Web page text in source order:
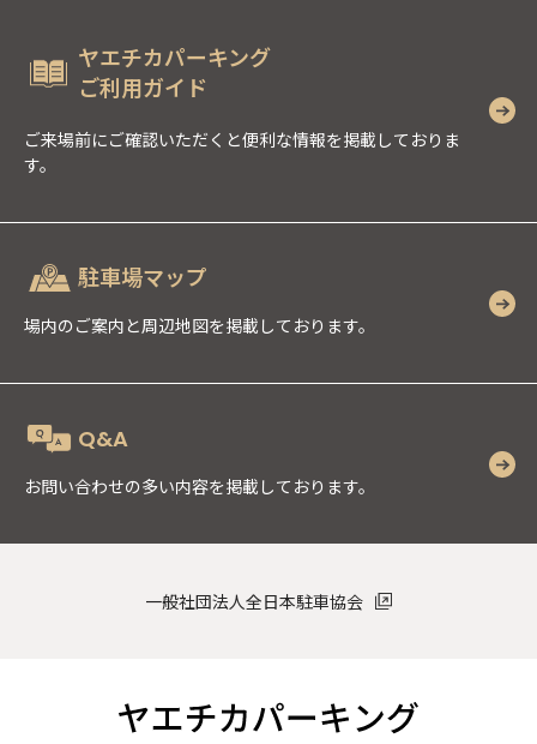
ヤエチカパーキング​
ご利用ガイド
ご来場前にご確認いただくと便利な情報を掲載しておりま
す。
駐車場マップ
場内のご案内と周辺地図を掲載しております。
Q&A
お問い合わせの多い内容を掲載しております。
一般社団法人全日本駐車協会